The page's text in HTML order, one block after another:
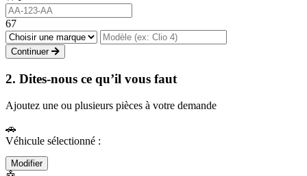
67
Continuer
2. Dites-nous ce qu’il vous faut
Ajoutez une ou plusieurs pièces à votre demande
🚗
Véhicule sélectionné :
Modifier